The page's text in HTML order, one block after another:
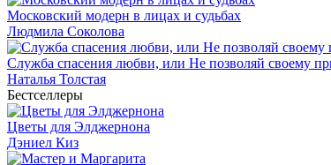
Московский модерн в лицах и судьбах
Людмила Соколова
Служба спасения любви, или Не позволяй своему
Наталья Толстая
Бестселлеры
Цветы для Элджернона
Дэниел Киз